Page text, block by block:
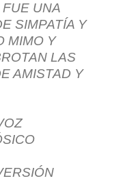
UNA
SIMPATÍA Y
MIMO Y
LAS
AMISTAD Y